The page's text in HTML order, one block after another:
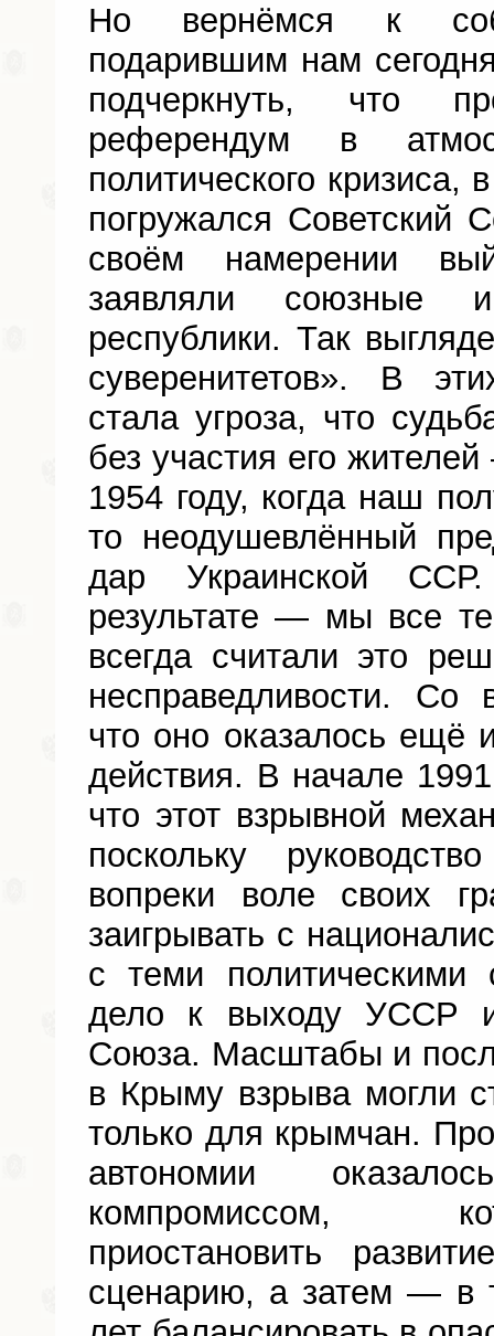
Но вернёмся к
подарившим нам
подчеркнуть, что
референдум в
политического кризиса,
погружался Советский
своём намерении
заявляли союзные
республики. Так
суверенитетов». В
стала угроза, что
без участия его
1954 году, когда наш
то неодушевлённый
дар Украинской
результате — мы все
всегда считали это
несправедливости. Со
что оно оказалось ещё
действия. В начале
что этот взрывной
поскольку
вопреки воле своих
заигрывать с
с теми политическими
дело к выходу УССР
Союза. Масштабы и
в Крыму взрыва могли
только для крымчан.
автономии
компромиссом,
приостановить
сценарию, а затем — в